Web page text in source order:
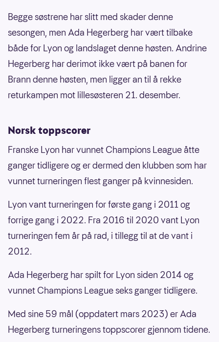
Begge søstrene har slitt med skader denne
sesongen, men Ada Hegerberg har vært tilbake
både for Lyon og landslaget denne høsten. Andrine
Hegerberg har derimot ikke vært på banen for
Brann denne høsten, men ligger an til å rekke
returkampen mot lillesøsteren 21. desember.
Norsk toppscorer
Franske Lyon har vunnet Champions League åtte
ganger tidligere og er dermed den klubben som har
vunnet turneringen flest ganger på kvinnesiden.
Lyon vant turneringen for første gang i 2011 og
forrige gang i 2022. Fra 2016 til 2020 vant Lyon
turneringen fem år på rad, i tillegg til at de vant i
2012.
Ada Hegerberg har spilt for Lyon siden 2014 og
vunnet Champions League seks ganger tidligere.
Med sine 59 mål (oppdatert mars 2023) er Ada
Hegerberg turneringens toppscorer gjennom tidene.